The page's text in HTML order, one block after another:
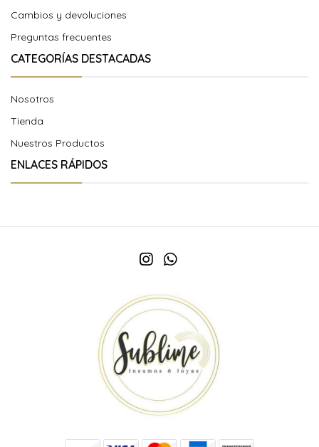
Cambios y devoluciones
Preguntas frecuentes
CATEGORÍAS DESTACADAS
Nosotros
Tienda
Nuestros Productos
ENLACES RÁPIDOS